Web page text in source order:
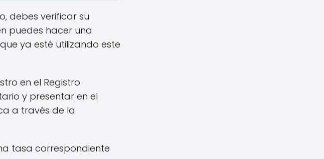
debes verificar su
puedes hacer una
ya esté utilizando este
en el Registro
y presentar en el
a través de la
tasa correspondiente